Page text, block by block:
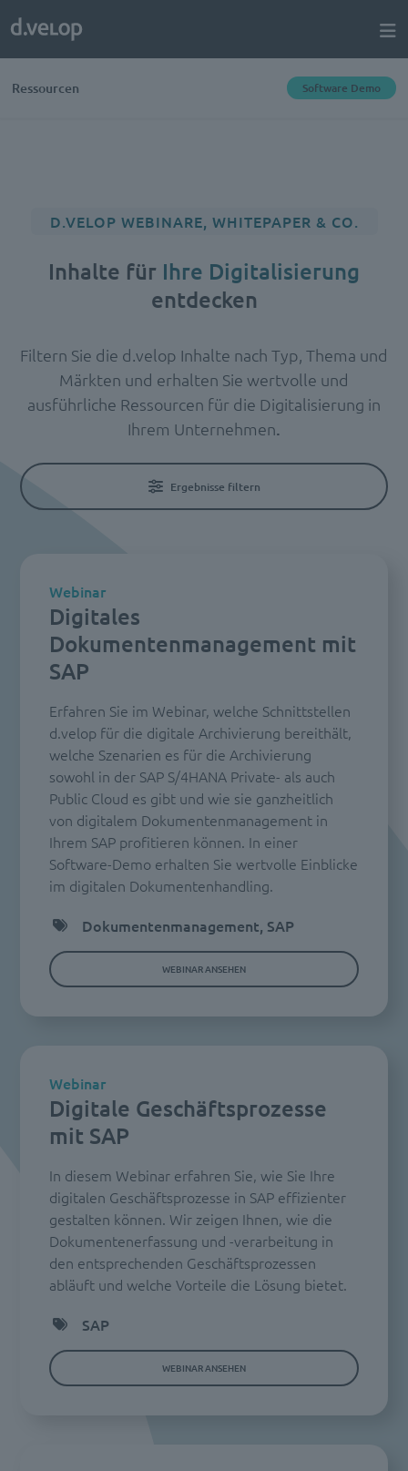
Ressourcen Software Demo
D.VELOP WEBINARE, WHITEPAPER & CO.
Inhalte für Ihre Digitalisierung
entdecken
Filtern Sie die d.velop Inhalte nach Typ, Thema und
Märkten und erhalten Sie wertvolle und
ausführliche Ressourcen für die Digitalisierung in
Ihrem Unternehmen.
Ergebnisse filtern
Digitales
Dokumentenmanagement mit
SAP
Webinar
Erfahren Sie im Webinar, welche Schnittstellen
d.velop für die digitale Archivierung bereithält,
welche Szenarien es für die Archivierung
sowohl in der SAP S/4HANA Private- als auch
Public Cloud es gibt und wie sie ganzheitlich
von digitalem Dokumentenmanagement in
Ihrem SAP profitieren können. In einer
Software-Demo erhalten Sie wertvolle Einblicke
im digitalen Dokumentenhandling.
Dokumentenmanagement, SAP
WEBINAR ANSEHEN
Digitale Geschäftsprozesse
mit SAP
Webinar
In diesem Webinar erfahren Sie, wie Sie Ihre
digitalen Geschäftsprozesse in SAP effizienter
gestalten können. Wir zeigen Ihnen, wie die
Dokumentenerfassung und -verarbeitung in
den entsprechenden Geschäftsprozessen
abläuft und welche Vorteile die Lösung bietet.
SAP
WEBINAR ANSEHEN